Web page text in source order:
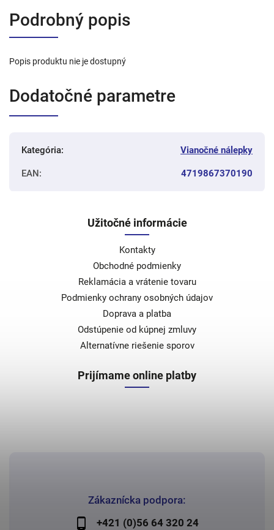
Podrobný popis
Popis produktu nie je dostupný
Dodatočné parametre
Kategória: Vianočné nálepky
EAN: 4719867370190
Zákaznícka podpora:
+421 (0)56 64 320 24
Užitočné informácie
Kontakty
Obchodné podmienky
Reklamácia a vrátenie tovaru
Podmienky ochrany osobných údajov
Doprava a platba
Odstúpenie od kúpnej zmluvy
Alternatívne riešenie sporov
Prijímame online platby